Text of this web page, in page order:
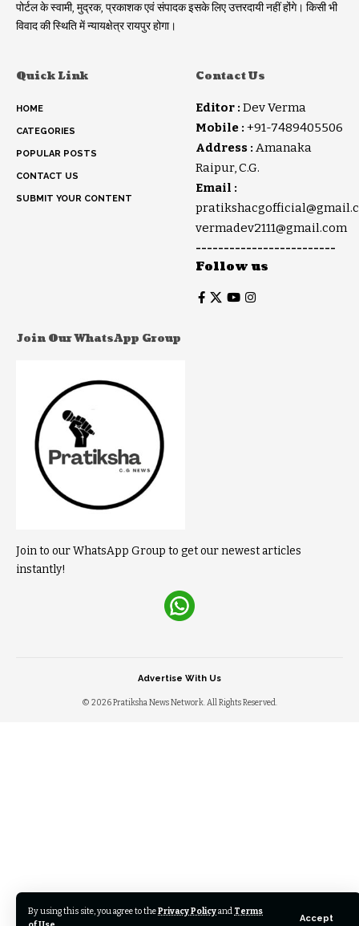
By using this site, you agree to thePrivacy Policyand Terms
Accept
पोर्टल के स्वामी, मुद्रक, प्रकाशक एवं संपादक इसके लिए उत्तरदायी नहीं होंगे। किसी भी
विवाद की स्थिति में न्यायक्षेत्र रायपुर होगा।
Quick Link
HOME
CATEGORIES
POPULAR POSTS
CONTACT US
SUBMIT YOUR CONTENT
Contact Us
Editor : Dev Verma
Mobile : +91-7489405506
Address : Amanaka
Raipur, C.G.
Email :
vermadev2111@gmail.com
-------------------------
Follow us
Join Our WhatsApp Group
Join to our WhatsApp Group to get our newest articles
instantly!
© 2026 Pratiksha News Network. All Rights Reserved.
Advertise With Us